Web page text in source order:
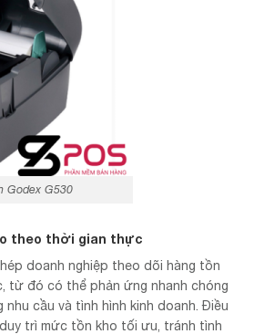
Godex G530
theo thời gian thực
doanh nghiệp theo dõi hàng tồn
từ đó có thể phản ứng nhanh chóng
cầu và tình hình kinh doanh. Điều
trì mức tồn kho tối ưu, tránh tình